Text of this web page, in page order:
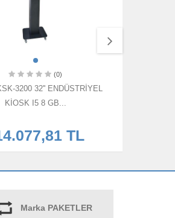
(0)
3200 32'' ENDÜSTRİYEL
KİOSK I5 8 GB...
TL
Marka PAKETLER